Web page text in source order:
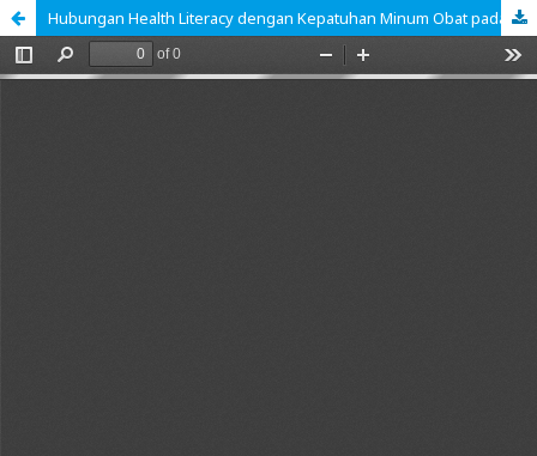
Hubungan Health Literacy dengan Kepatuhan Minum Obat pada Pasien Hipertensi di Puskesmas Simpang IV Sipin